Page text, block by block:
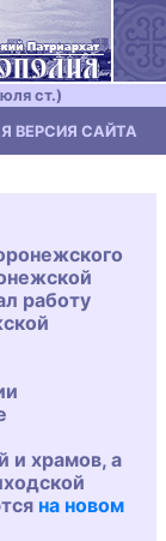
ст.)
ВЕРСИЯ САЙТА
работу
и храмов, а
на новом